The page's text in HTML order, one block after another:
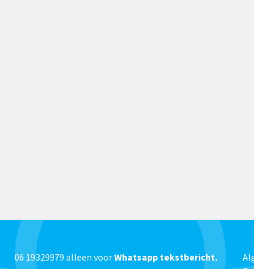
06 19329979 alleen voorWhatsapp tekstbericht.